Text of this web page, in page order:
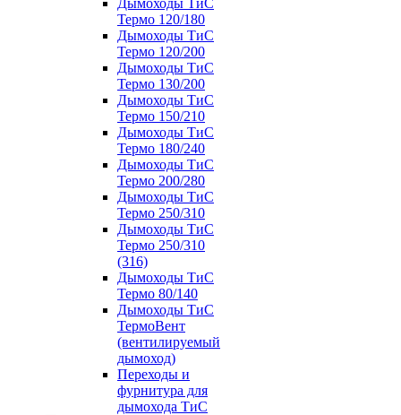
Дымоходы ТиС
Термо 120/180
Дымоходы ТиС
Термо 120/200
Дымоходы ТиС
Термо 130/200
Дымоходы ТиС
Термо 150/210
Дымоходы ТиС
Термо 180/240
Дымоходы ТиС
Термо 200/280
Дымоходы ТиС
Термо 250/310
Дымоходы ТиС
Термо 250/310
(316)
Дымоходы ТиС
Термо 80/140
Дымоходы ТиС
ТермоВент
(вентилируемый
дымоход)
Переходы и
фурнитура для
дымохода ТиС